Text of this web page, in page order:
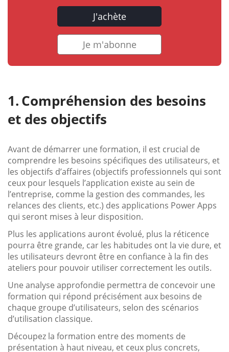
J'achète
Je m'abonne
Compréhension des besoins
et des objectifs
Avant de démarrer une formation, il est crucial de
comprendre les besoins spécifiques des utilisateurs, et
les objectifs d’affaires (objectifs professionnels qui sont
ceux pour lesquels l’application existe au sein de
l’entreprise, comme la gestion des commandes, les
relances des clients, etc.) des applications Power Apps
qui seront mises à leur disposition.
Plus les applications auront évolué, plus la réticence
pourra être grande, car les habitudes ont la vie dure, et
les utilisateurs devront être en confiance à la fin des
ateliers pour pouvoir utiliser correctement les outils.
Une analyse approfondie permettra de concevoir une
formation qui répond précisément aux besoins de
chaque groupe d’utilisateurs, selon des scénarios
d’utilisation classique.
Découpez la formation entre des moments de
présentation à haut niveau, et ceux plus concrets,